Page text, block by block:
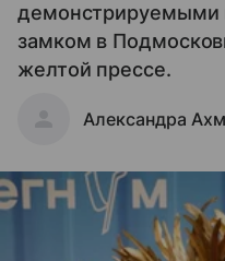
демонстрируемыми
замком в
желтой прессе.
Александра